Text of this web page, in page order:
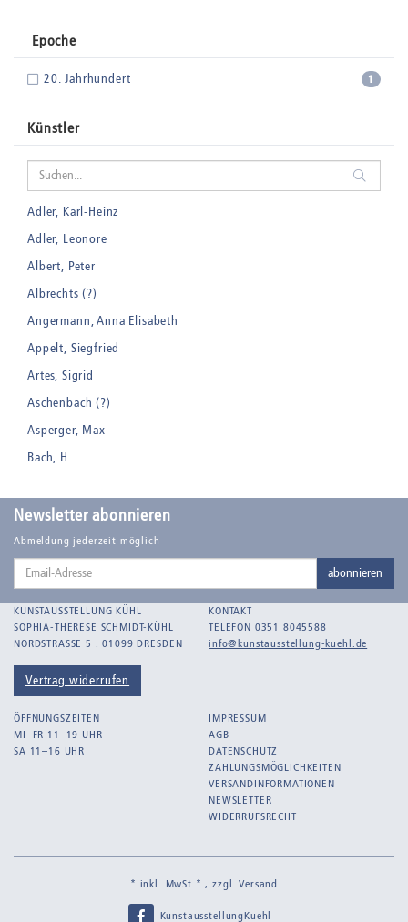
Epoche
1
20. Jahrhundert
Künstler
Adler, Karl-Heinz
Adler, Leonore
Albert, Peter
Albrechts (?)
Angermann, Anna Elisabeth
Appelt, Siegfried
Artes, Sigrid
Aschenbach (?)
Asperger, Max
Bach, H.
Balden, Theo , eigentlich Otto Koehler
Balden-Wolff, Annemarie
Bankroth, Bernd
Bankroth, Ursula
Barth, Arthur Julius
Bartnig, Horst
Bartzsch, Paul Kurt
Becker, F.
Beckmann, Max
Newsletter abonnieren
Abmeldung jederzeit möglich
Email-
abonnieren
KUNSTAUSSTELLUNG KÜHL
SOPHIA-THERESE SCHMIDT-KÜHL
NORDSTRASSE 5 . 01099 DRESDEN
Vertrag widerrufen
KONTAKT
TELEFON 0351 8045588
info@kunstausstellung-kuehl.de
ÖFFNUNGSZEITEN
MI–FR 11–19 UHR
SA 11–16 UHR
IMPRESSUM
AGB
DATENSCHUTZ
ZAHLUNGSMÖGLICHKEITEN
VERSANDINFORMATIONEN
NEWSLETTER
WIDERRUFSRECHT
* inkl. MwSt.* , zzgl.Versand
KunstausstellungKuehl